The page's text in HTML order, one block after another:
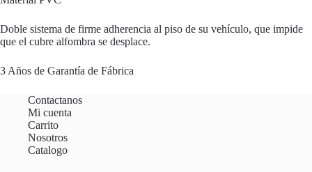
Doble sistema de firme adherencia al piso de su vehículo, que impide
que el cubre alfombra se desplace.
3 Años de Garantía de Fábrica
Contactanos
Mi cuenta
Carrito
Nosotros
Catalogo